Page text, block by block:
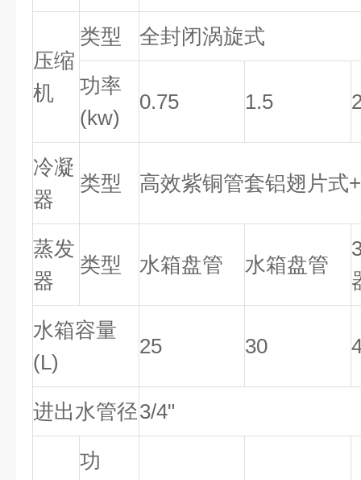
压缩
机
类型 全封闭涡旋式
功率
(kw)
0.75 1.5
冷凝
器
类型 高效紫铜管套铝翅片式
蒸发
器
类型 水箱盘管 水箱盘管
水箱容量
(L)
25 30
进出水管径3/4"
功